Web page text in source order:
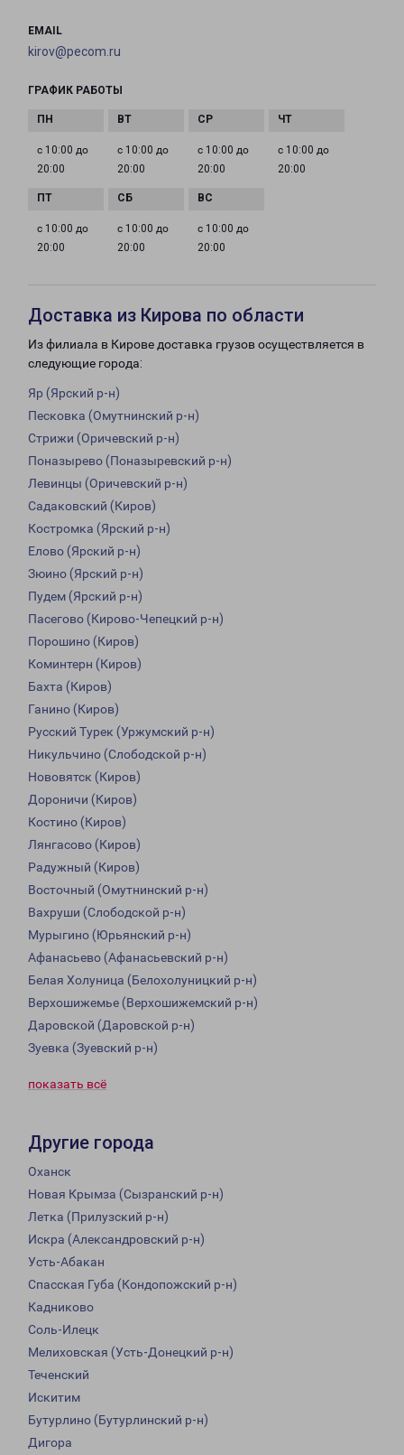
EMAIL
kirov@pecom.ru
ГРАФИК РАБОТЫ
с 10:00 до
20:00
с 10:00 до
20:00
с 10:00 до
20:00
с 10:00 до
20:00
с 10:00 до
20:00
с 10:00 до
20:00
с 10:00 до
20:00
Доставка из Кирова по области
Из филиала в Кирове доставка грузов осуществляется в
следующие города:
Яр (Ярский р-н)
Песковка (Омутнинский р-н)
Стрижи (Оричевский р-н)
Поназырево (Поназыревский р-н)
Левинцы (Оричевский р-н)
Садаковский (Киров)
Костромка (Ярский р-н)
Елово (Ярский р-н)
Зюино (Ярский р-н)
Пудем (Ярский р-н)
Пасегово (Кирово-Чепецкий р-н)
Порошино (Киров)
Коминтерн (Киров)
Бахта (Киров)
Ганино (Киров)
Русский Турек (Уржумский р-н)
Никульчино (Слободской р-н)
Нововятск (Киров)
Дороничи (Киров)
Костино (Киров)
Лянгасово (Киров)
Радужный (Киров)
Восточный (Омутнинский р-н)
Вахруши (Слободской р-н)
Мурыгино (Юрьянский р-н)
Афанасьево (Афанасьевский р-н)
Белая Холуница (Белохолуницкий р-н)
Верхошижемье (Верхошижемский р-н)
Даровской (Даровской р-н)
Зуевка (Зуевский р-н)
показать всё
Другие города
Оханск
Новая Крымза (Сызранский р-н)
Летка (Прилузский р-н)
Искра (Александровский р-н)
Усть-Абакан
Спасская Губа (Кондопожский р-н)
Кадниково
Соль-Илецк
Мелиховская (Усть-Донецкий р-н)
Теченский
Искитим
Бутурлино (Бутурлинский р-н)
Дигора